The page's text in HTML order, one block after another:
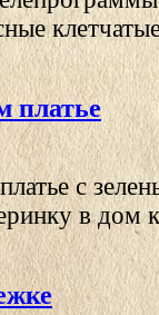
платье
с
в дом